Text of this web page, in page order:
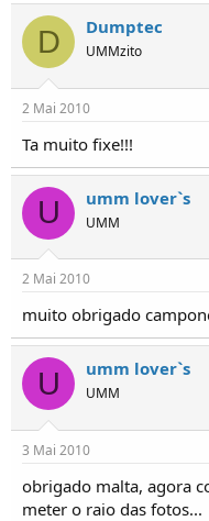
D Dumptec
UMMzito
2 Mai 2010
Ta muito fixe!!!
U umm lover`s
UMM
2 Mai 2010
muito obrigado
U umm lover`s
UMM
3 Mai 2010
obrigado malta, agora
meter o raio das fotos...